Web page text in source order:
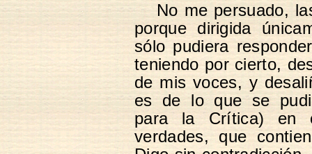
No me persuado,
porque dirigida
sólo pudiera
teniendo por cierto,
de mis voces, y
es de lo que se
para la Crítica) en
verdades, que